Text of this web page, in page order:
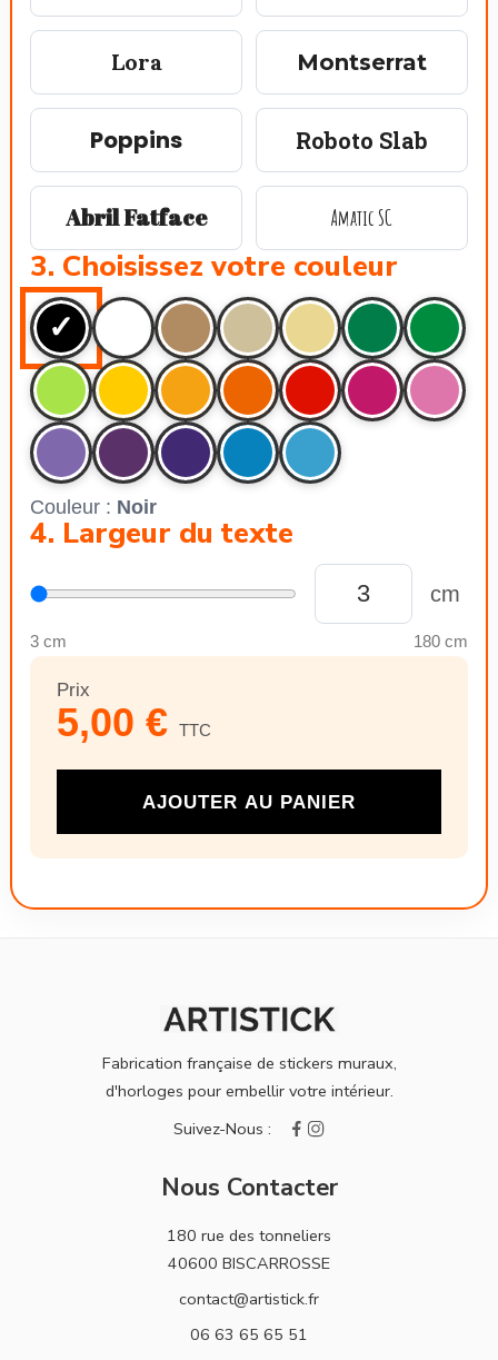
Lora Montserrat
Poppins Roboto Slab
Abril Fatface Amatic SC
3. Choisissez votre couleur
✓
Couleur : Noir
4. Largeur du texte
cm
3 cm 180 cm
Prix
5,00 € TTC
AJOUTER AU PANIER
Fabrication française de stickers muraux,
d'horloges pour embellir votre intérieur.
Nous Contacter
180 rue des tonneliers
40600 BISCARROSSE
contact@artistick.fr
06 63 65 65 51